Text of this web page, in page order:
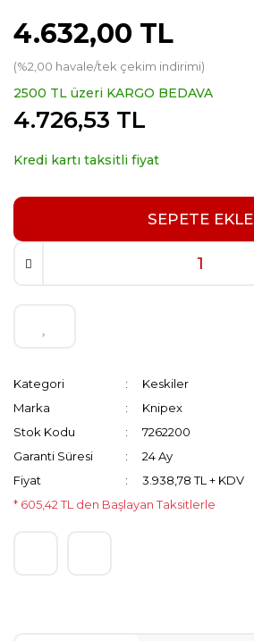
4.632,00 TL
(%2,00 havale/tek çekim indirimi)
2500 TL üzeri KARGO BEDAVA
4.726,53 TL
Kredi kartı taksitli fiyat
SEPETE EKLE
Kategori
Keskiler
Marka
Knipex
Stok Kodu
7262200
Garanti Süresi
24 Ay
Fiyat
3.938,78 TL + KDV
* 605,42 TL den Başlayan Taksitlerle